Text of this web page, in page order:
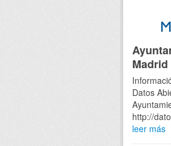
Madrid
Datos
http://
leer más